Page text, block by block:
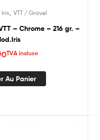
Iris VTT / Gravel
– Chrome – 216 gr. –
TVA incluse
Au Panier